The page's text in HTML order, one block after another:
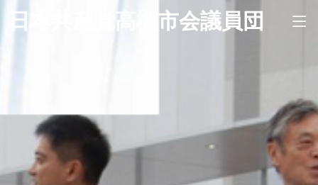
日本共産党高槻市会議員団